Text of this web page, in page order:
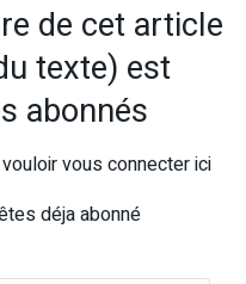
de cet article
texte) est
abonnés
vous connecter ici
déja abonné